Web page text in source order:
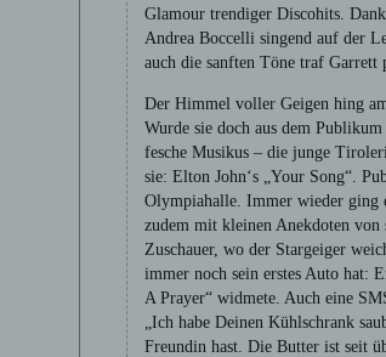
Glamour trendiger Discohits.
Andrea Boccelli singend auf der
auch die sanften Töne traf Garrett
Der Himmel voller Geigen hing
Wurde sie doch aus dem
fesche Musikus – die junge
sie: Elton John‘s „Your Song“.
Olympiahalle. Immer wieder ging
zudem mit kleinen Anekdoten
Zuschauer, wo der Stargeiger
immer noch sein erstes Auto hat:
A Prayer“ widmete. Auch eine
„Ich habe Deinen Kühlschrank
Freundin hast. Die Butter ist seit